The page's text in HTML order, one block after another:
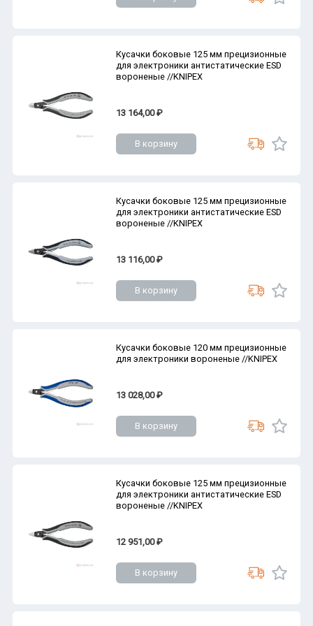
Кусачки боковые 125 мм прецизионные
для электроники антистатические ESD
вороненые //KNIPEX
13 164,00 ₽
В корзину
Кусачки боковые 125 мм прецизионные
для электроники антистатические ESD
вороненые //KNIPEX
13 116,00 ₽
В корзину
Кусачки боковые 120 мм прецизионные
для электроники вороненые //KNIPEX
13 028,00 ₽
В корзину
Кусачки боковые 125 мм прецизионные
для электроники антистатические ESD
вороненые //KNIPEX
12 951,00 ₽
В корзину